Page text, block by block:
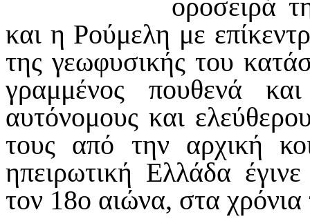
οροσειρά
και η Ρούμελη με
της γεωφυσικής του
γραμμένος πουθενά
αυτόνομους και
τους από την αρχική
ηπειρωτική Ελλάδα
τον 18ο αιώνα, στα